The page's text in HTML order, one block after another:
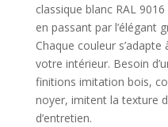
classique blanc RAL
en passant par l’élégant
Chaque couleur s’adapte
votre intérieur. Besoin
finitions imitation bois,
noyer, imitent la texture
d’entretien.